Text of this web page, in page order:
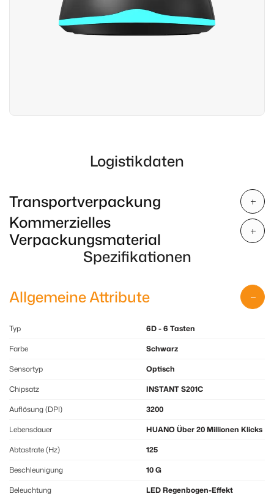
Logistikdaten
Transportverpackung
Kommerzielles
Verpackungsmaterial
Spezifikationen
Allgemeine Attribute
Typ
6D - 6 Tasten
Farbe
Schwarz
Sensortyp
Optisch
Chipsatz
INSTANT S201C
Auflösung (DPI)
3200
Lebensdauer
HUANO Über 20 Millionen Klicks
Abtastrate (Hz)
125
Beschleunigung
10 G
Beleuchtung
LED Regenbogen-Effekt